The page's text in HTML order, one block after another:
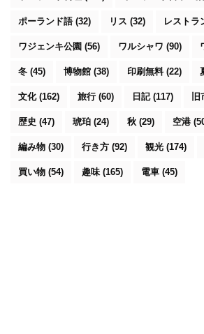
ポーランド語(32) リス (32) レストラ
ワジェンキ公園 (56) ワルシャワ (90)
冬 (45) 博物館 (38) 印刷無料(22)
文化(162) 旅行 (60) 日記(117)
歴史 (47) 琥珀 (24) 秋 (29) 空港
編み物 (30) 行き方 (92) 観光 (174)
買い物 (54) 趣味 (165) 電車 (45)